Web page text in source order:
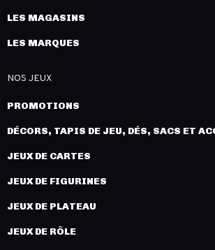
LES MAGASINS
LES MARQUES
NOS JEUX
PROMOTIONS
DÉCORS, TAPIS DE JEU, DÉS, SACS ET
JEUX DE CARTES
JEUX DE FIGURINES
JEUX DE PLATEAU
JEUX DE RÔLE